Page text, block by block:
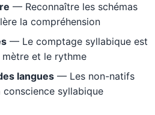
— Reconnaître les schémas
la compréhension
— Le comptage syllabique est
et le rythme
langues — Les non-natifs
syllabique